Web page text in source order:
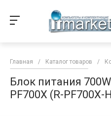
Главная / Каталог товаров /
Блок питания
PF700X (R-PF700X-